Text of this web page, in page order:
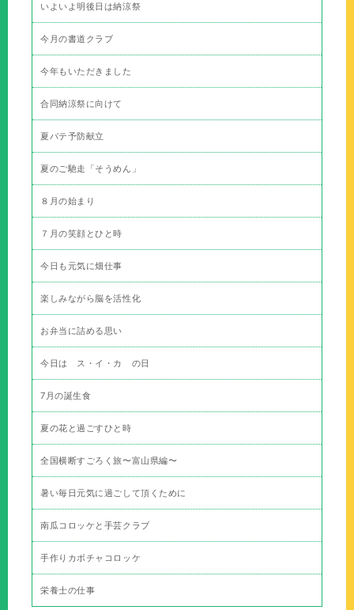
いよいよ明後日は納涼祭
今月の書道クラブ
今年もいただきました
合同納涼祭に向けて
夏バテ予防献立
夏のご馳走「そうめん」
８月の始まり
７月の笑顔とひと時
今日も元気に畑仕事
楽しみながら脳を活性化
お弁当に詰める思い
今日は ス・イ・カ の日
7月の誕生食
夏の花と過ごすひと時
全国横断すごろく旅〜富山県編〜
暑い毎日元気に過ごして頂くために
南瓜コロッケと手芸クラブ
手作りカボチャコロッケ
栄養士の仕事